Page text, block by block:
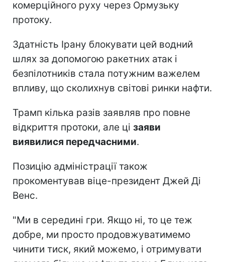
комерційного руху через Ормузьку
протоку.
Здатність Ірану блокувати цей водний
шлях за допомогою ракетних атак і
безпілотників стала потужним важелем
впливу, що сколихнув світові ринки нафти.
Трамп кілька разів заявляв про повне
відкриття протоки, але ці заяви
виявилися передчасними.
Позицію адміністрації також
прокоментував віце-президент Джей Ді
Венс.
"Ми в середині гри. Якщо ні, то це теж
добре, ми просто продовжуватимемо
чинити тиск, який можемо, і отримувати